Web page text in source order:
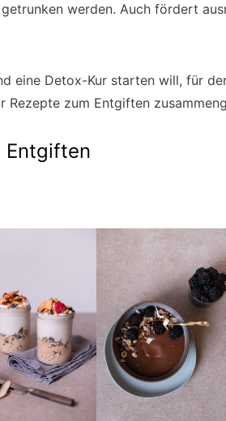
werden. Auch fördert
eine Detox-Kur starten will, für
Rezepte zum Entgiften
Entgiften